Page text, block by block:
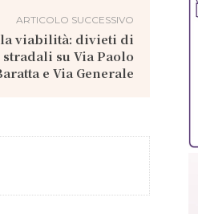
ARTICOLO SUCCESSIVO
viabilità: divieti di
su Via Paolo
e Via Generale